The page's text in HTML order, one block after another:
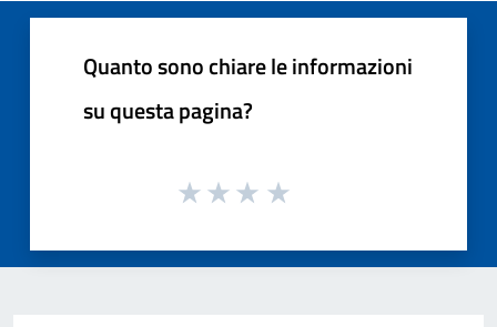
Quanto sono chiare le informazioni
su questa pagina?